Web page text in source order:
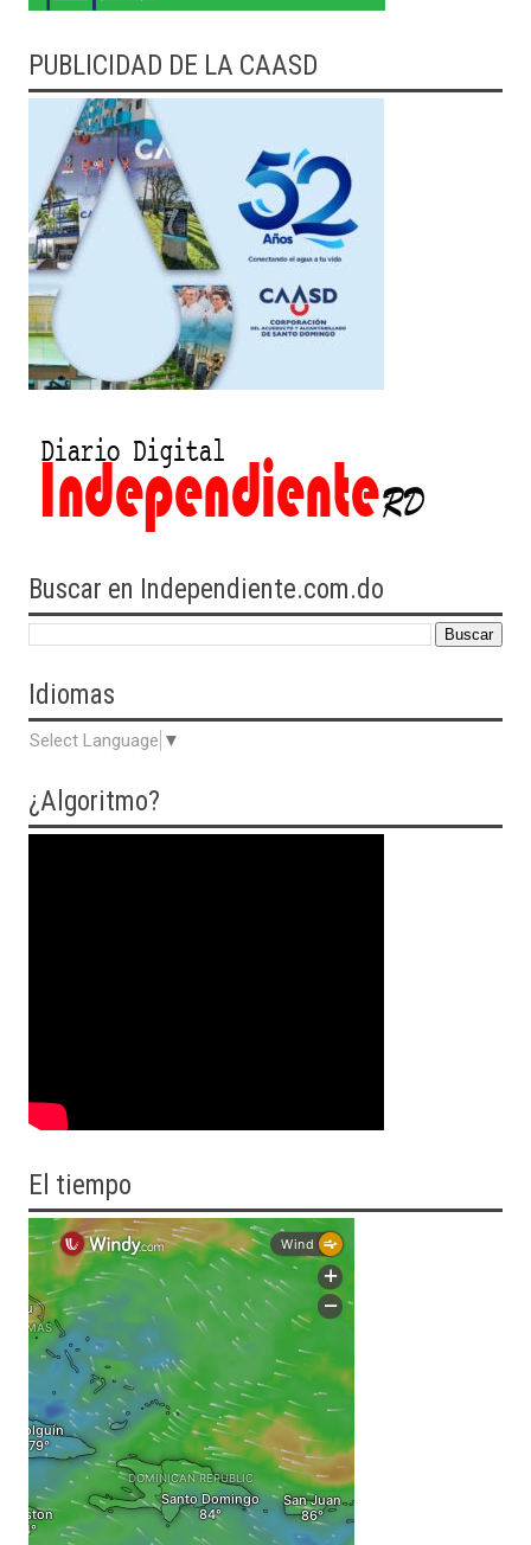
PUBLICIDAD DE LA CAASD
Buscar en Independiente.com.do
Idiomas
Select Language ▼
¿Algoritmo?
El tiempo